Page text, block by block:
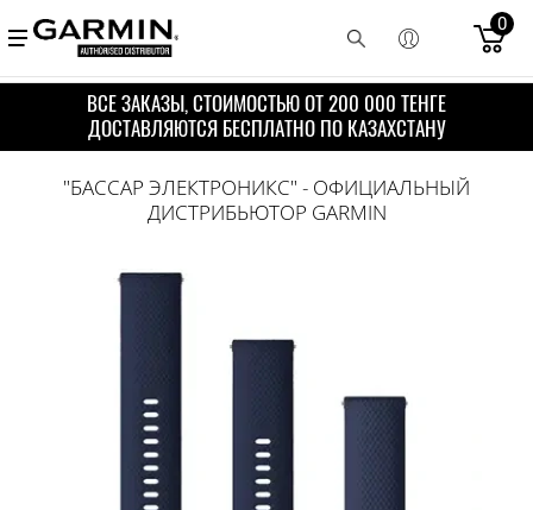
0
ВСЕ ЗАКАЗЫ, СТОИМОСТЬЮ ОТ 200 000 ТЕНГЕ
ДОСТАВЛЯЮТСЯ БЕСПЛАТНО ПО КАЗАХСТАНУ
"БАССАР ЭЛЕКТРОНИКС" - ОФИЦИАЛЬНЫЙ
ДИСТРИБЬЮТОР GARMIN